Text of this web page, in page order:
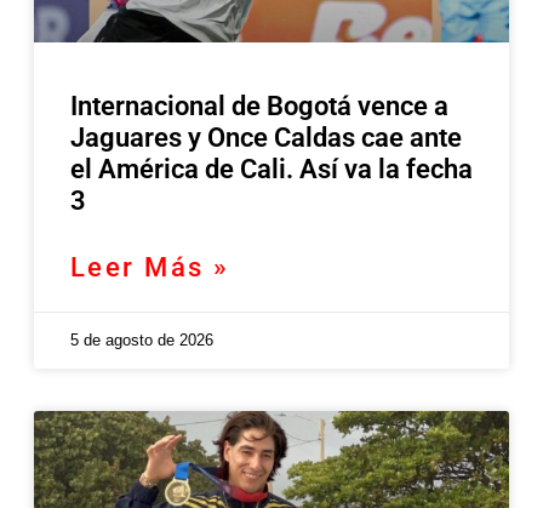
Internacional de Bogotá vence a
Jaguares y Once Caldas cae ante
el América de Cali. Así va la fecha
3
Leer Más »
5 de agosto de 2026